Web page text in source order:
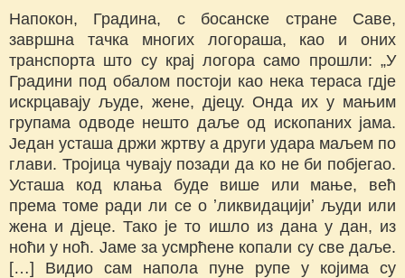
Напокон, Градина, с босанске стране Саве,
завршна тачка многих логораша, као и оних
транспорта што су крај логора само прошли: „У
Градини под обалом постоји као нека тераса гдје
искрцавају људе, жене, дјецу. Онда их у мањим
групама одводе нешто даље од ископаних јама.
Један усташа држи жртву а други удара маљем по
глави. Тројица чувају позади да ко не би побјегао.
Усташа код клања буде више или мање, већ
према томе ради ли се о ʼликвидацијиʼ људи или
жена и дјеце. Тако је то ишло из дана у дан, из
ноћи у ноћ. Јаме за усмрћене копали су све даље.
[…] Видио сам напола пуне рупе у којима су